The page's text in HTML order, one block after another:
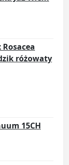
różowaty
15CH